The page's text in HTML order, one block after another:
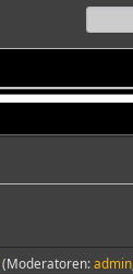
(Moderatoren:admin